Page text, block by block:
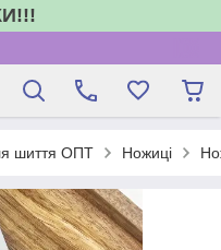
шиття ОПТ Ножиці